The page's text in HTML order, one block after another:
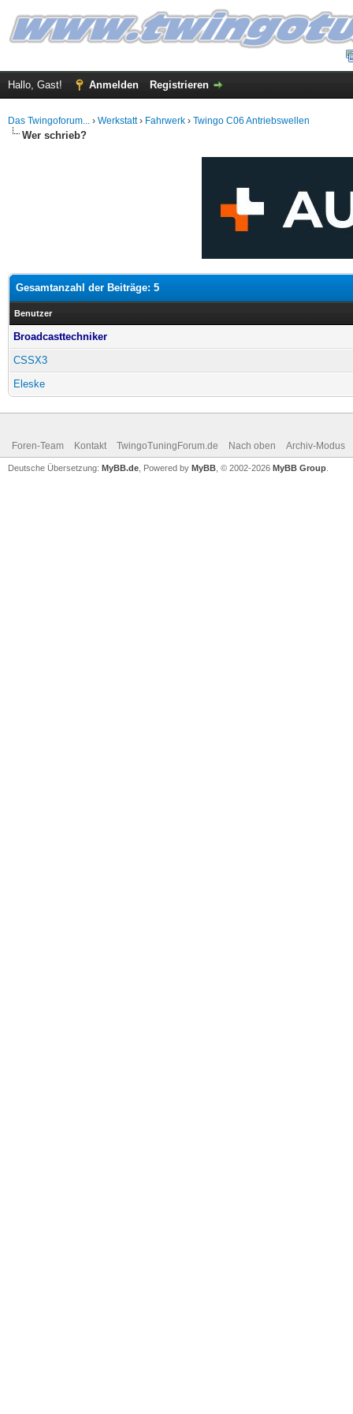
Hallo, Gast! Anmelden Registrieren
Das Twingoforum... › Werkstatt› Fahrwerk › Twingo C06 Antriebswellen
Wer schrieb?
Gesamtanzahl der Beiträge: 5
Benutzer
Broadcasttechniker
CSSX3
Eleske
Foren-Team Kontakt TwingoTuningForum.de Nach oben Archiv-Modus
Deutsche Übersetzung: MyBB.de , Powered by MyBB , © 2002-2026 MyBB Group